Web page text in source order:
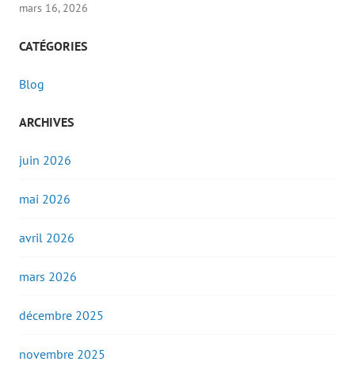
mars 16, 2026
CATÉGORIES
Blog
ARCHIVES
juin 2026
mai 2026
avril 2026
mars 2026
décembre 2025
novembre 2025